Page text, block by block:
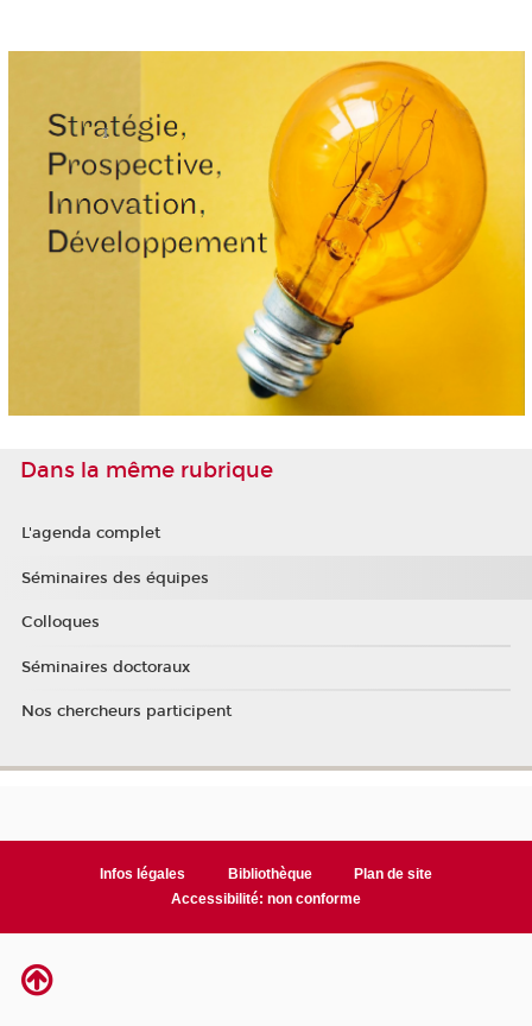
Dans la même rubrique
L'agenda complet
Séminaires des équipes
Colloques
Séminaires doctoraux
Nos chercheurs participent
Infos légales Bibliothèque
Plan de site
Accessibilité: non conforme